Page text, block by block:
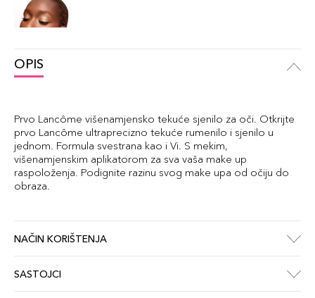
OPIS
Prvo Lancôme višenamjensko tekuće sjenilo za oči. Otkrijte
prvo Lancôme ultraprecizno tekuće rumenilo i sjenilo u
jednom. Formula svestrana kao i Vi. S mekim,
višenamjenskim aplikatorom za sva vaša make up
raspoloženja. Podignite razinu svog make upa od očiju do
obraza.
NAČIN KORIŠTENJA
SASTOJCI